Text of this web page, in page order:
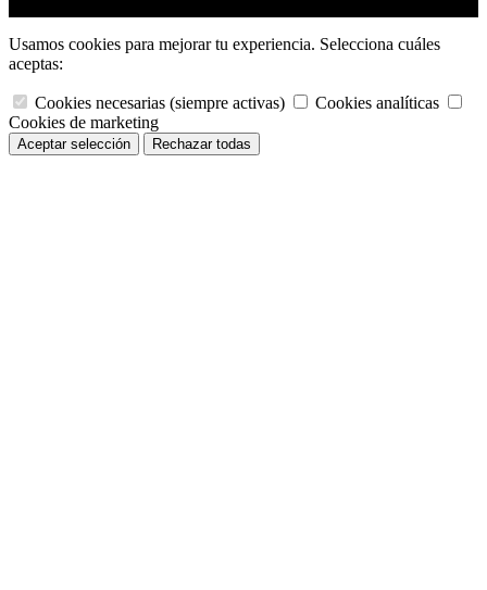
Usamos cookies para mejorar tu experiencia. Selecciona cuáles
aceptas:
Cookies necesarias (siempre activas)
Cookies analíticas
Cookies de marketing
Rechazar todas